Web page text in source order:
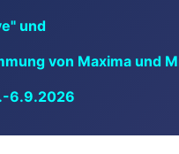
und
von Maxima und
6.9.2026